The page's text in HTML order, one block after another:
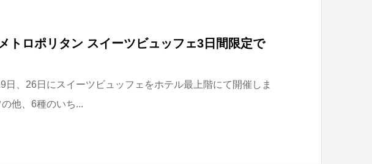
トロポリタン スイーツビュッフェ3日間限定で
、26日にスイーツビュッフェをホテル最上階にて開催しま
他、6種のいち...